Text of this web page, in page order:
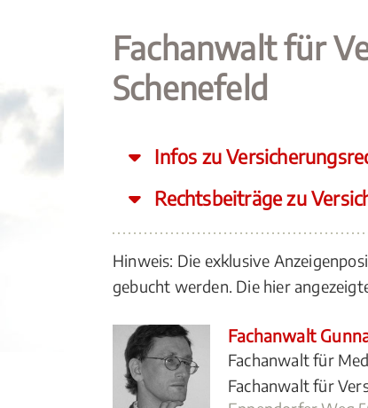
Fachanwalt für
Schenefeld
Infos zu
Rechtsbeiträge zu
Hinweis: Die exklusive
gebucht werden. Die hier
Fachanwalt
Fachanwalt für
Fachanwalt für